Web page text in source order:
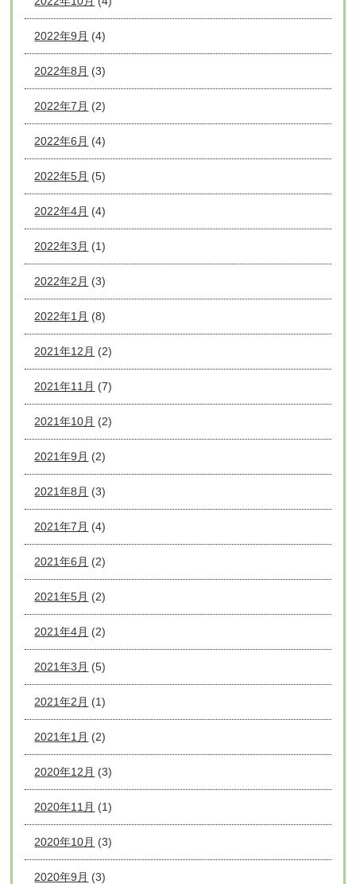
2022年9月 (4)
2022年8月 (3)
2022年7月 (2)
2022年6月 (4)
2022年5月 (5)
2022年4月 (4)
2022年3月 (1)
2022年2月 (3)
2022年1月 (8)
2021年12月 (2)
2021年11月 (7)
2021年10月 (2)
2021年9月 (2)
2021年8月 (3)
2021年7月 (4)
2021年6月 (2)
2021年5月 (2)
2021年4月 (2)
2021年3月 (5)
2021年2月 (1)
2021年1月 (2)
2020年12月 (3)
2020年11月 (1)
2020年10月 (3)
2020年9月 (3)